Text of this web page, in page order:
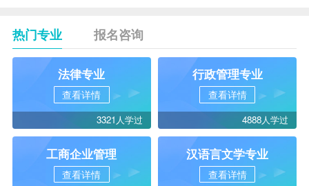
热门专业 报名咨询
法律专业
查看详情
3321人学过
行政管理专业
查看详情
4888人学过
工商企业管理
查看详情
汉语言文学专业
查看详情